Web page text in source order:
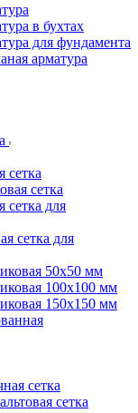
в бухтах
для фундамента
арматура
сетка
сетка
сетка для
сетка для
50x50 мм
100x100 мм
150x150 мм
сетка
сетка